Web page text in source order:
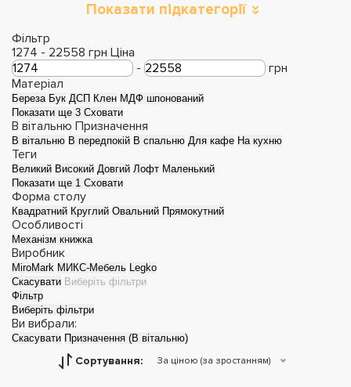
Обідні столи Розкладні столи
Столи з епоксидної
смоли
Показати підкатегорії
Фільтр
1274 - 22558 грн Ціна
-
грн
Матеріал
Береза Бук ДСП Клен МДФ шпонований
Показати ще 3 Сховати
В вітальню Призначення
В вітальню В передпокій В спальню Для кафе На кухню
Теги
Великий Високий Довгий Лофт Маленький
Показати ще 1 Сховати
Форма столу
Квадратний Круглий Овальний Прямокутний
Особливості
Механізм книжка
Виробник
MiroMark МИКС-Мебель Legko
Скасувати Виберіть фільтри
Фільтр
Виберіть фільтри
Ви вибрали:
Скасувати Призначення (В вітальню)
Сортування: За ціною (за зростанням)